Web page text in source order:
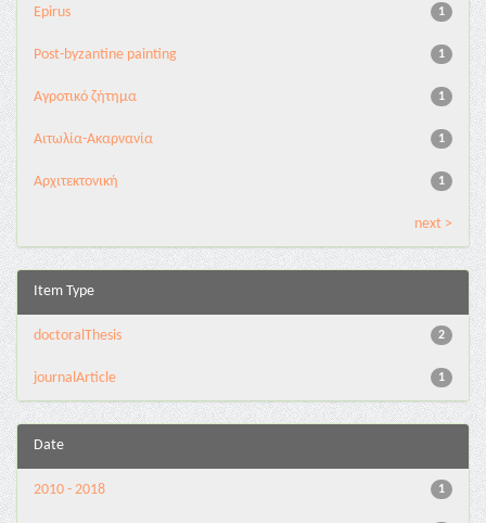
1
Epirus
1
Post-byzantine painting
1
Αγροτικό ζήτημα
1
Αιτωλία-Ακαρνανία
1
Αρχιτεκτονική
next >
Item Type
2
doctoralThesis
1
journalArticle
Date
1
2010 - 2018